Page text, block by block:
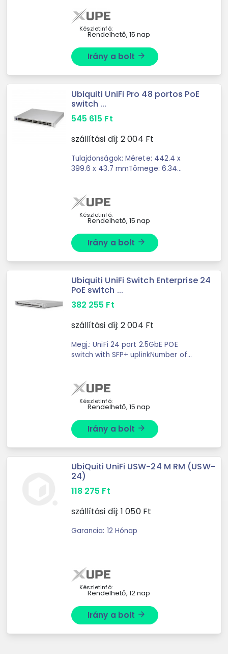
Ethernet/Ethernet)Network/Transpor
t Protocol: ...
Készletinfó:
Rendelhető, 15 nap
Irány a bolt arrow_forward
Ubiquiti UniFi Pro 48 portos PoE
switch ...
545 615 Ft
szállítási díj: 2 004 Ft
Tulajdonságok: Mérete: 442.4 x
399.6 x 43.7 mmTömege: 6.34
PoE+ IEEE 802.3af/at, 8 db 60W
Készletinfó:
Rendelhető, 15 nap
Irány a bolt arrow_forward
Ubiquiti UniFi Switch Enterprise 24
PoE switch ...
382 255 Ft
szállítási díj: 2 004 Ft
Megj.: UniFi 24 port 2.5GbE POE
switch with SFP+ uplinkNumber of
Készletinfó:
Rendelhető, 15 nap
Irány a bolt arrow_forward
UbiQuiti UniFi USW-24 M RM (USW-
24)
118 275 Ft
szállítási díj: 1 050Ft
Garancia: 12 Hónap
Készletinfó:
Rendelhető, 12 nap
Irány a bolt arrow_forward